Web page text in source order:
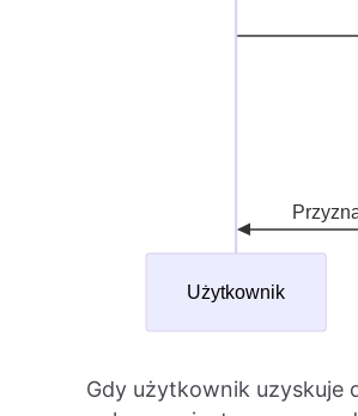
Gdy użytkownik uzyskuje